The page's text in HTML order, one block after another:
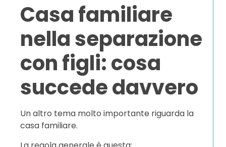
Casa familiare
nella separazione
con figli: cosa
succede davvero
Un altro tema molto importante riguarda la
casa familiare.